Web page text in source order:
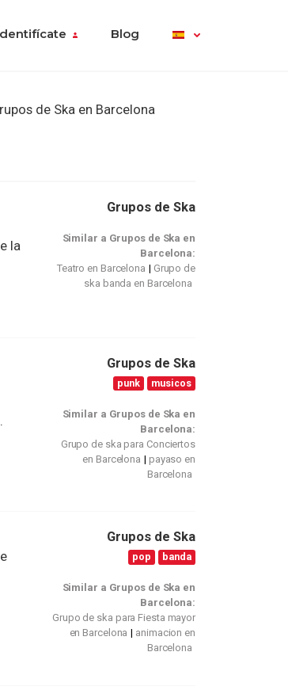
Blog
de Ska en Barcelona
la
Grupos de Ska
Similar a Grupos de Ska en
Barcelona:
Teatro en Barcelona
Grupo de
ska banda en Barcelona
Grupos de Ska
punk musicos
Similar a Grupos de Ska en
Barcelona:
Grupo de ska para Conciertos
en Barcelona
payaso en
Barcelona
Grupos de Ska
pop banda
Similar a Grupos de Ska en
Barcelona:
Grupo de ska para Fiesta mayor
en Barcelona
animacion en
Barcelona